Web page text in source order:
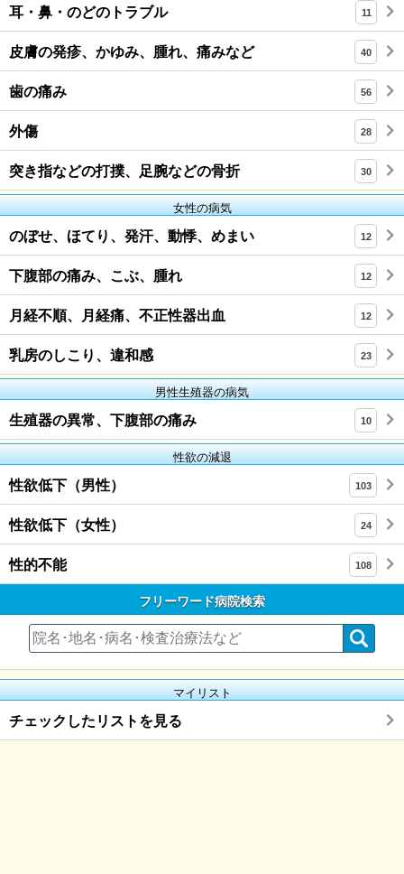
耳・鼻・のどのトラブル 11
皮膚の発疹、かゆみ、腫れ、痛みなど 40
歯の痛み 56
外傷 28
突き指などの打撲、足腕などの骨折 30
女性の病気
のぼせ、ほてり、発汗、動悸、めまい 12
下腹部の痛み、こぶ、腫れ 12
月経不順、月経痛、不正性器出血 12
乳房のしこり、違和感 23
男性生殖器の病気
生殖器の異常、下腹部の痛み 10
性欲の減退
性欲低下（男性） 103
性欲低下（女性） 24
性的不能 108
フリーワード病院検索
マイリスト
チェックしたリストを見る